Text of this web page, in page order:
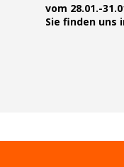
vom 28.01.-
Sie finden uns